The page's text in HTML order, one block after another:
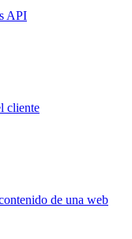
API
cliente
de una web